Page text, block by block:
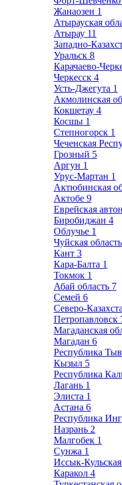
Жанаозен 1
Атырауская
Атырау 11
Западно-
Уральск 8
Карачаево-
Черкесск 4
Усть-Джегута 1
Акмолинская
Кокшетау 4
Косшы 1
Степногорск 1
Чеченская
Грозный 5
Аргун 1
Урус-Мартан 1
Актюбинская
Актобе 9
Еврейская
Биробиджан 4
Облучье 1
Чуйская область
Кант 3
Кара-Балта 1
Токмок 1
Абай область 7
Семей 6
Северо-
Петропавловск
Магаданская
Магадан 6
Республика
Кызыл 5
Республика
Лагань 1
Элиста 1
Астана 6
Республика
Назрань 2
Малгобек 1
Сунжа 1
Иссык-Кульская
Каракол 4